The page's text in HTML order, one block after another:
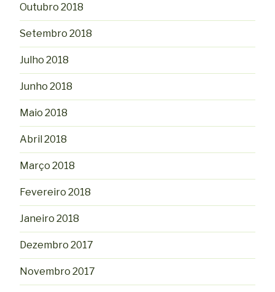
Outubro 2018
Setembro 2018
Julho 2018
Junho 2018
Maio 2018
Abril 2018
Março 2018
Fevereiro 2018
Janeiro 2018
Dezembro 2017
Novembro 2017